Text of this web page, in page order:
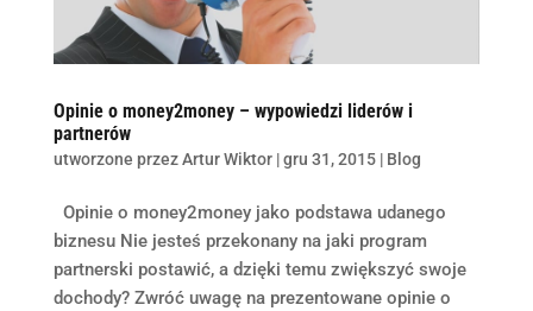
Opinie o money2money – wypowiedzi liderów i
partnerów
utworzone przezArtur Wiktor|gru 31, 2015| Blog
Opinie o money2money jako podstawa udanego
biznesu Nie jesteś przekonany na jaki program
partnerski postawić, a dzięki temu zwiększyć swoje
dochody? Zwróć uwagę na prezentowane opinie o